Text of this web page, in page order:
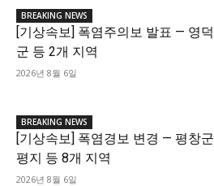
BREAKING NEWS
[기상속보] 폭염주의보 발표 — 영덕
군 등 2개 지역
2026년 8월 6일
BREAKING NEWS
[기상속보] 폭염경보 변경 — 평창군
평지 등 8개 지역
2026년 8월 6일